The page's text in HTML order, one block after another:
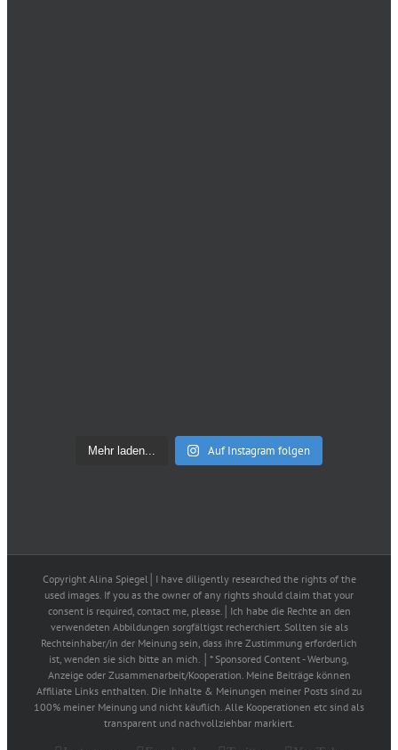
Mehr laden... Auf Instagram folgen
Copyright Alina Spiegel│I have diligently researched the rights of the
used images. If you as the owner of any rights should claim that your
consent is required, contact me, please.│Ich habe die Rechte an den
verwendeten Abbildungen sorgfältigst recherchiert. Sollten sie als
Rechteinhaber/in der Meinung sein, dass ihre Zustimmung erforderlich
ist, wenden sie sich bitte an mich. │* Sponsored Content - Werbung,
Anzeige oder Zusammenarbeit/Kooperation. Meine Beiträge können
Affiliate Links enthalten. Die Inhalte & Meinungen meiner Posts sind zu
100% meiner Meinung und nicht käuflich. Alle Kooperationen etc sind als
transparent und nachvollziehbar markiert.